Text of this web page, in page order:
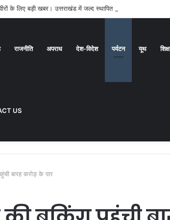
के लिए बड़ी खबर। उत्तराखंड में जल्द स्थापित होगा देश का पहला
राजनीति अपराध देश-विदेश पर्यटन यूथ
US
बारह करोड़ के पार